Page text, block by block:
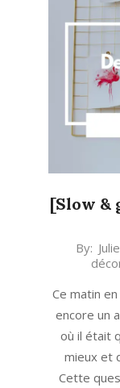
[Slow &
2022-
26
By: Julie
Ce matin
encore un
où il était
mieux et
Cette